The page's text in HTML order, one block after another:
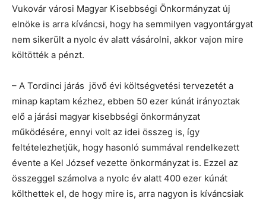
Vukovár városi Magyar Kisebbségi Önkormányzat új
elnöke is arra kíváncsi, hogy ha semmilyen vagyontárgyat
nem sikerült a nyolc év alatt vásárolni, akkor vajon mire
költötték a pénzt.
– A Tordinci járás jövő évi költségvetési tervezetét a
minap kaptam kézhez, ebben 50 ezer kúnát irányoztak
elő a járási magyar kisebbségi önkormányzat
működésére, ennyi volt az idei összeg is, így
feltételezhetjük, hogy hasonló summával rendelkezett
évente a Kel József vezette önkormányzat is. Ezzel az
összeggel számolva a nyolc év alatt 400 ezer kúnát
költhettek el, de hogy mire is, arra nagyon is kíváncsiak